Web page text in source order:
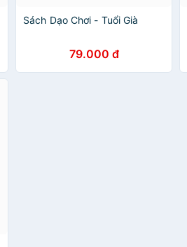
Sách Dạo Chơi - Tuổi Già
79.000 đ